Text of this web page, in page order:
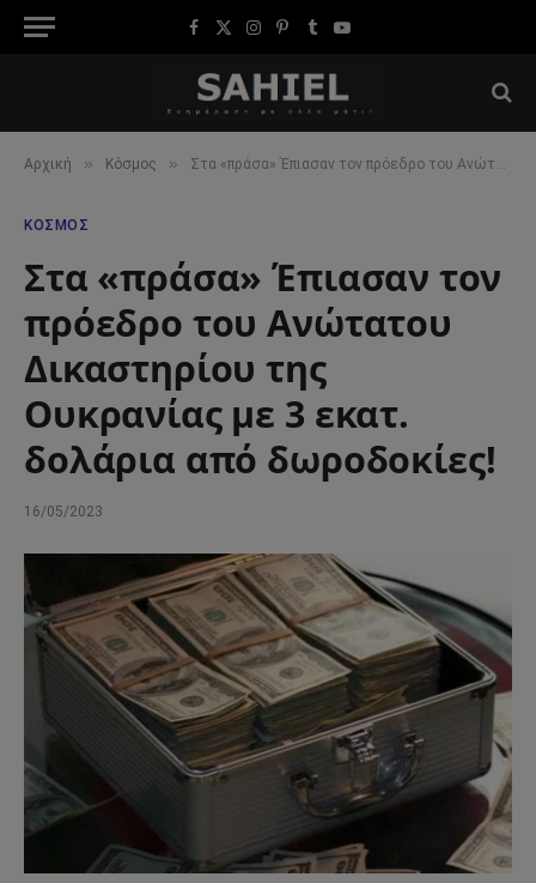
Facebook
X
Instagram
Pinterest
TumblrYouTube
Αρχική » Κόσμος » Στα «πράσα» Έπιασαν τον πρόεδρο του Ανώτατου Δικαστηρίου της Ουκρανίας με 3 εκατ. δολάρια από δωροδοκίες!
ΚΌΣΜΟΣ
Στα «πράσα» Έπιασαν τον
πρόεδρο του Ανώτατου
Δικαστηρίου της
Ουκρανίας με 3 εκατ.
δολάρια από δωροδοκίες!
16/05/2023